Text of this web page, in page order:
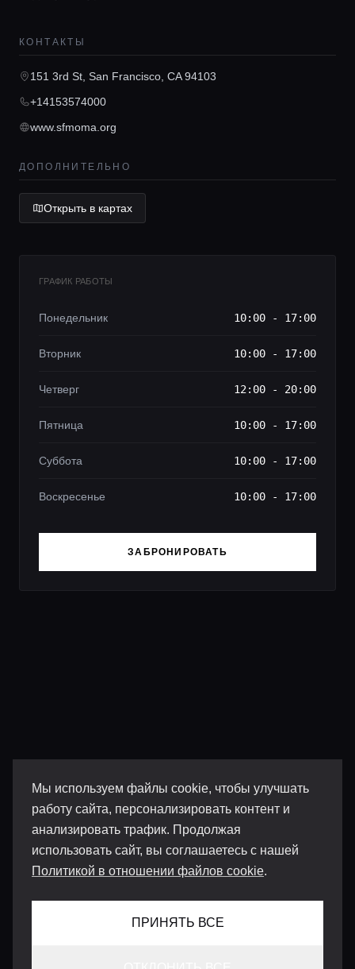
Мы используем файлы cookie, чтобы улучшать
работу сайта, персонализировать контент и
анализировать трафик. Продолжая
использовать сайт, вы соглашаетесь с нашей
Политикой в отношении файлов cookie.
ПРИНЯТЬ ВСЕ
Локации
Гиды
Консьерж сервис
Lifestyle журнал
КОНТАКТЫ
151 3rd St, San Francisco, CA 94103
+14153574000
www.sfmoma.org
ДОПОЛНИТЕЛЬНО
Открыть в картах
ГРАФИК РАБОТЫ
Понедельник 10:00 - 17:00
Вторник 10:00 - 17:00
Четверг 12:00 - 20:00
Пятница 10:00 - 17:00
Суббота 10:00 - 17:00
Воскресенье 10:00 - 17:00
ЗАБРОНИРОВАТЬ